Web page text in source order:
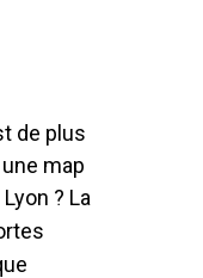
de plus
map
? La